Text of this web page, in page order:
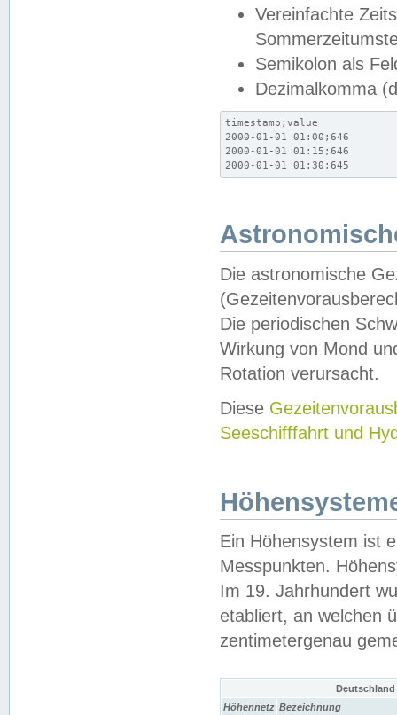
Vereinfachte
Semikolon als
Dezimalkomma
timestamp;value
2000-01-01 01:00;646
2000-01-01 01:15;646
2000-01-01 01:30;645
Die astronomische
Die periodischen
Wirkung von Mond
Rotation verursacht.
Diese
Seeschifffahrt und
Ein Höhensystem ist
Messpunkten.
Im 19. Jahrhundert
etabliert, an welchen
zentimetergenau
Höhennetz Bezeichnung